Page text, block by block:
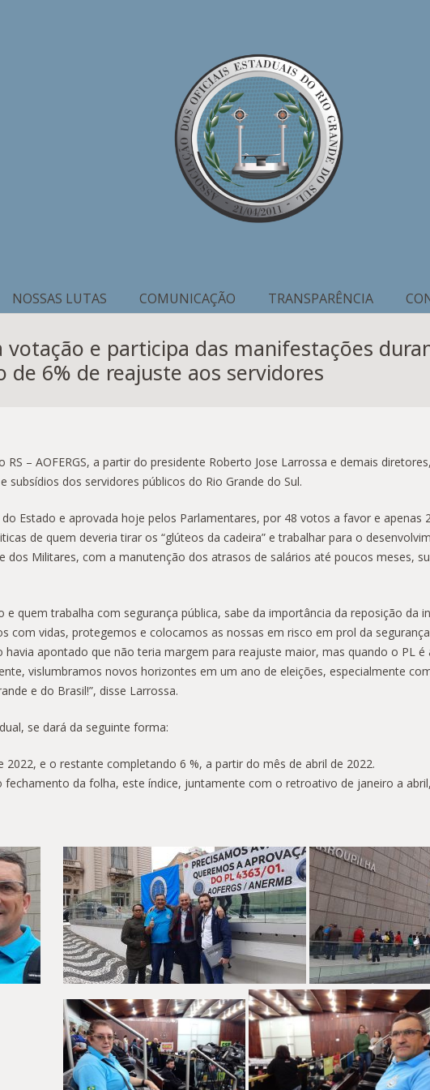
NOSSAS LUTAS COMUNICAÇÃO TRANSPARÊNCIA
votação e participa das manifestações
de 6% de reajuste aos servidores
RS – AOFERGS, a partir do presidente Roberto Jose Larrossa e demais
subsídios dos servidores públicos do Rio Grande do Sul.
Estado e aprovada hoje pelos Parlamentares, por 48 votos a favor e
de quem deveria tirar os “glúteos da cadeira” e trabalhar para o
dos Militares, com a manutenção dos atrasos de salários até poucos meses,
quem trabalha com segurança pública, sabe da importância da reposição da
com vidas, protegemos e colocamos as nossas em risco em prol da
apontado que não teria margem para reajuste maior, mas quando o PL
vislumbramos novos horizontes em um ano de eleições, especialmente
e do Brasil!”, disse Larrossa.
se dará da seguinte forma:
2022, e o restante completando 6 %, a partir do mês de abril de 2022.
da folha, este índice, juntamente com o retroativo de janeiro a